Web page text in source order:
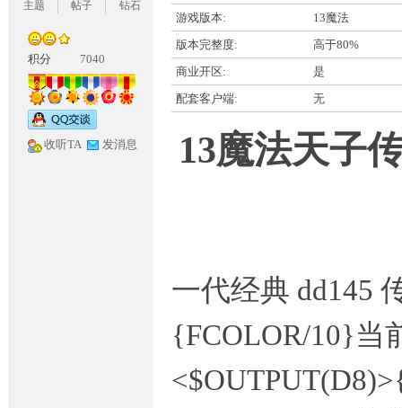
游
主题
帖子
钻石
积分 7040
收听TA 发消息
游戏版本:
13魔法
版本完整度:
高于80%
商业开区:
是
配套客户端:
无
13魔法天子
一代经典 dd145
{FCOLOR/10}当